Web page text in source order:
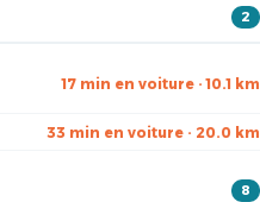
2
17 min en voiture · 10.1 km
33 min en voiture · 20.0 km
8